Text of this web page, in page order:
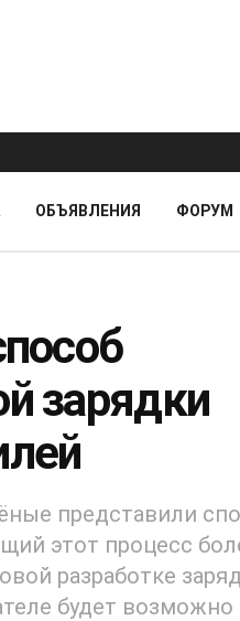
ОБЪЯВЛЕНИЯ ФОРУМ
зарядки
представили
этот процесс
разработке
будет возможно